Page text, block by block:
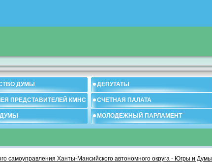
ДУМЫ ДЕПУТАТЫ
ПРЕДСТАВИТЕЛЕЙ КМНС СЧЕТНАЯ ПАЛАТА
МОЛОДЕЖНЫЙ ПАРЛАМЕНТ
самоуправления Ханты-Мансийского автономного округа - Югры и